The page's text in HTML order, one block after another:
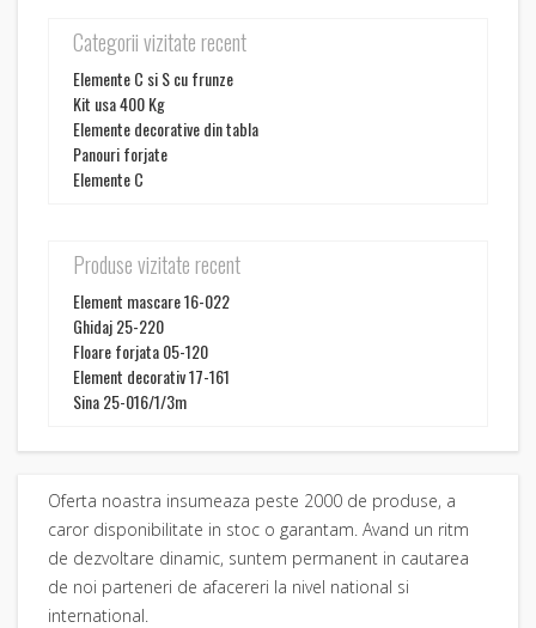
Categorii vizitate recent
Elemente C si S cu frunze
Kit usa 400 Kg
Elemente decorative din tabla
Panouri forjate
Elemente C
Produse vizitate recent
Element mascare 16-022
Ghidaj 25-220
Floare forjata 05-120
Element decorativ 17-161
Sina 25-016/1/3m
Oferta noastra insumeaza peste 2000 de produse, a
caror disponibilitate in stoc o garantam. Avand un ritm
de dezvoltare dinamic, suntem permanent in cautarea
de noi parteneri de afacereri la nivel national si
international.